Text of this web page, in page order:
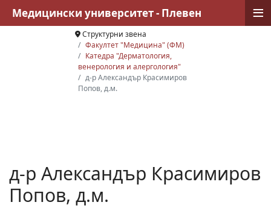
Структурни звена
Факултет "Медицина" (ФМ)
Катедра "Дерматология,
венерология и алергология"
д-р Александър Красимиров
Попов, д.м.
д-р Александър Красимиров
Попов, д.м.
Медицински университет - Плевен ≡